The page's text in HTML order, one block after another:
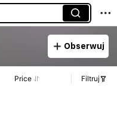
Obserwuj
Price Filtruj